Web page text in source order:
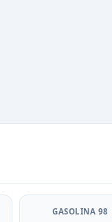
GASOLINA 98